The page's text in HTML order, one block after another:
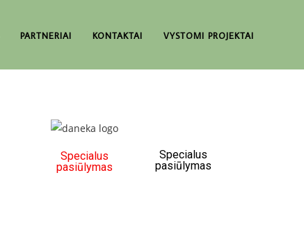
PARTNERIAI KONTAKTAI VYSTOMI PROJEKTAI
Specialus
pasiūlymas
Specialus
pasiūlymas